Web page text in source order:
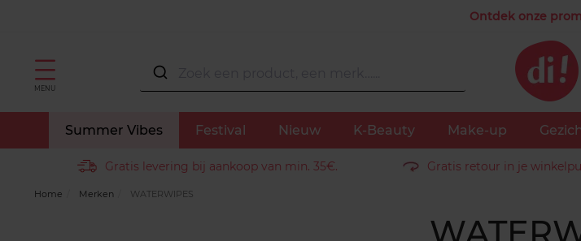
Ontdek onze
MENU
Summer Vibes Festival Nieuw K-Beauty Make-up
Gratis levering bij aankoop van min. 35€. Gratis retour in je
Home Merken WATERWIPES